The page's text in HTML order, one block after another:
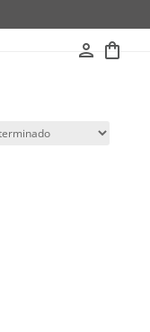
person shopping_bag